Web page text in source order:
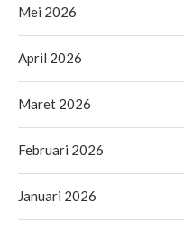
Mei 2026
April 2026
Maret 2026
Februari 2026
Januari 2026